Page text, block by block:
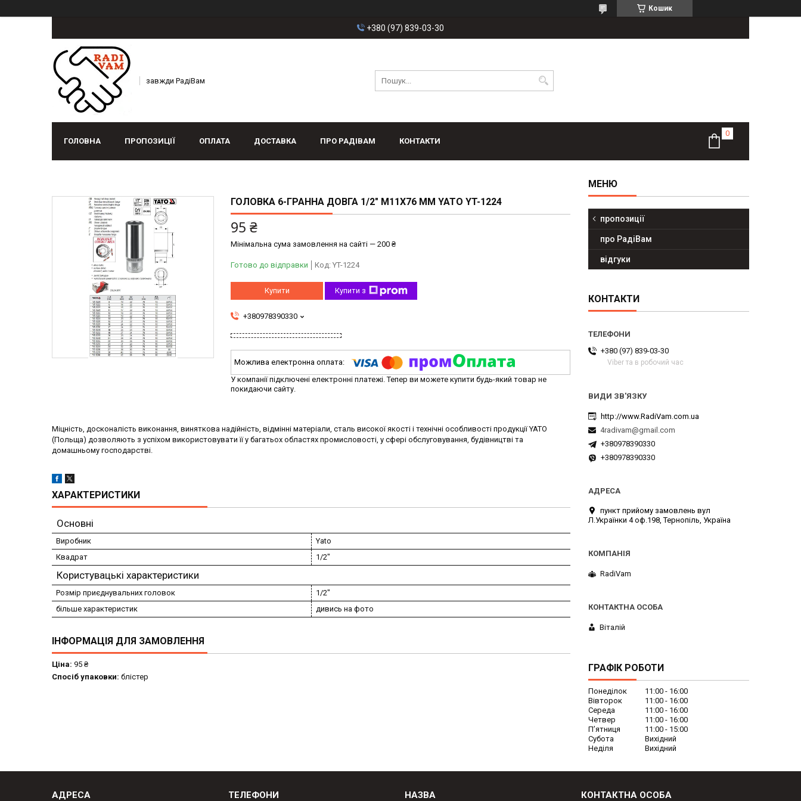
Кошик
+380 (97) 839-03-30
завжди РадіВам
ГОЛОВНА ПРОПОЗИЦІЇ ОПЛАТА ДОСТАВКА ПРО РАДІВАМ КОНТАКТИ
ГОЛОВКА 6-ГРАННА ДОВГА 1/2" М11Х76 ММ YATO YT-1224
95 ₴
Мінімальна сума замовлення на сайті — 200 ₴
Готово до відправки Код: YT-1224
Купити Купити з
+380978390330
У компанії підключені електронні платежі. Тепер ви можете купити будь-який товар не
покидаючи сайту.
Міцність, досконалість виконання, виняткова надійність, відмінні матеріали, сталь високої якості і технічні особливості продукції YATO
(Польща) дозволяють з успіхом використовувати її у багатьох областях промисловості, у сфері обслуговування, будівництві та
домашньому господарстві.
ХАРАКТЕРИСТИКИ
Основні
Виробник
Yato
Квадрат
1/2"
Користувацькі характеристики
Розмір приєднувальних головок
1/2"
більше характеристик
дивись на фото
ІНФОРМАЦІЯ ДЛЯ ЗАМОВЛЕННЯ
Ціна: 95 ₴
Спосіб упаковки: блістер
пропозиції
про РадіВам
відгуки
КОНТАКТИ
+380 (97) 839-03-30
Viber та в робочий час
http://www.RadiVam.com.ua
4radivam@gmail.com
+380978390330
+380978390330
пункт прийому замовлень вул
Л.Українки 4 оф.198, Тернопіль, Україна
RadiVam
Віталій
ГРАФІК РОБОТИ
Понеділок 11:00
16:00
Вівторок
11:00
16:00
Середа
11:00
16:00
Четвер
11:00
16:00
Пʼятниця
11:00
15:00
Субота
Вихідний
Неділя
Вихідний